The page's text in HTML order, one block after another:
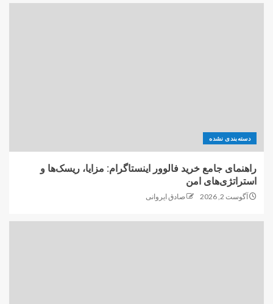
دسته‌بندی نشده
راهنمای جامع خرید فالوور اینستاگرام: مزایا، ریسک‌ها و
استراتژی‌های امن
آگوست 2, 2026 صادق ایروانی